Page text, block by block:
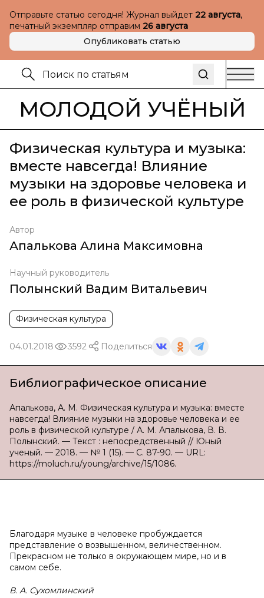
Отправьте статью сегодня! Журнал выйдет 22 августа,
печатный экземпляр отправим 26 августа
Опубликовать статью
МОЛОДОЙ УЧЁНЫЙ
Физическая культура и музыка:
вместе навсегда! Влияние
музыки на здоровье человека и
ее роль в физической культуре
Автор
Апалькова Алина Максимовна
Научный руководитель
Полынский Вадим Витальевич
Физическая культура
04.01.2018 3592 Поделиться
Библиографическое описание
Апалькова, А. М. Физическая культура и музыка: вместе
навсегда! Влияние музыки на здоровье человека и ее
роль в физической культуре / А. М. Апалькова, В. В.
Полынский. — Текст : непосредственный // Юный
ученый. — 2018. — № 1 (15). — С. 87-90. — URL:
https://moluch.ru/young/archive/15/1086.
Благодаря музыке в человеке пробуждается
представление о возвышенном, величественном.
Прекрасном не только в окружающем мире, но и в
самом себе.
В. А. Сухомлинский